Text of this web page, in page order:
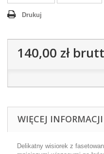
Drukuj
140,00 zł
WIĘCEJ INFORMACJI
Delikatny wisiorek z